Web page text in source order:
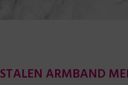
STALEN ARMBAND